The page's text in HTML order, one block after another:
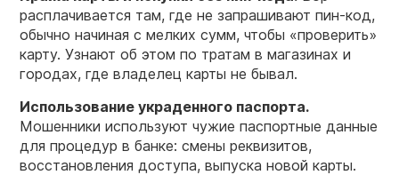
расплачивается там, где не запрашивают пин-код,
обычно начиная с мелких сумм, чтобы «проверить»
карту. Узнают об этом по тратам в магазинах и
городах, где владелец карты не бывал.
Использование украденного паспорта.
Мошенники используют чужие паспортные данные
для процедур в банке: смены реквизитов,
восстановления доступа, выпуска новой карты.